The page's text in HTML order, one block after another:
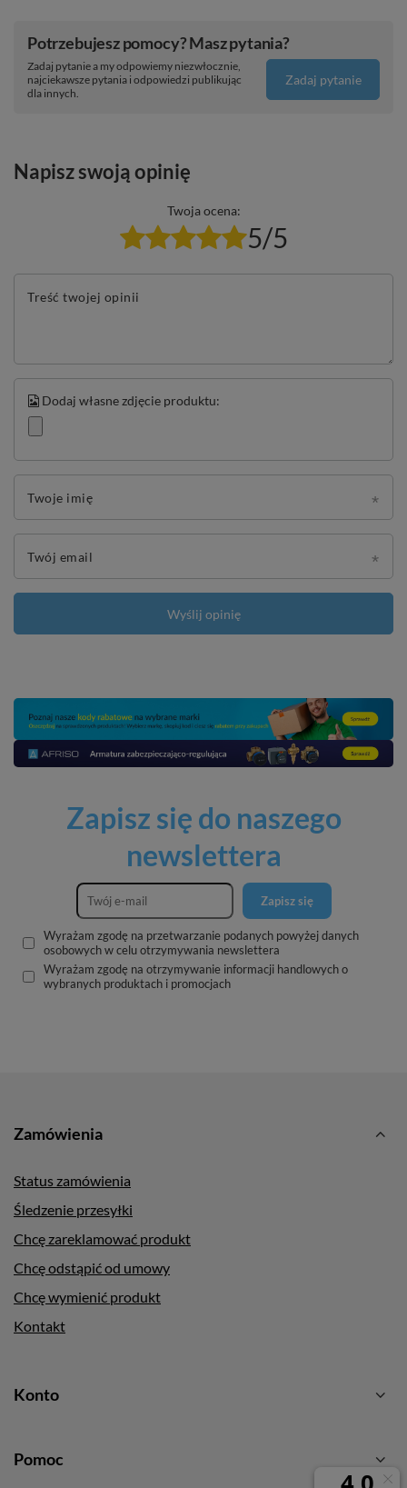
Potrzebujesz pomocy? Masz pytania?
Zadaj pytanie a my odpowiemy niezwłocznie,
najciekawsze pytania i odpowiedzi publikując
dla innych.
Zadaj pytanie
Napisz swoją opinię
Twoja ocena:
5/5
Treść twojej opinii
Dodaj własne zdjęcie produktu:
Twoje imię
Twój email
Wyślij opinię
Zapisz się do naszego
newslettera
Zapisz się
Wyrażam zgodę na przetwarzanie podanych powyżej danych
osobowych w celu otrzymywania newslettera
Wyrażam zgodę na otrzymywanie informacji handlowych o
wybranych produktach i promocjach
Zamówienia
Status zamówienia
Śledzenie przesyłki
Chcę zareklamować produkt
Chcę odstąpić od umowy
Chcę wymienić produkt
Kontakt
Konto
Pomoc